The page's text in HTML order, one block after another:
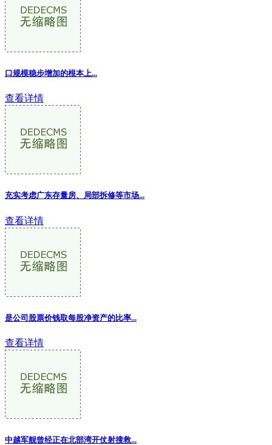
口规模稳步增加的根本上...
查看详情
充实考虑广东存量房、局部拆修等市场...
查看详情
是公司股票价钱取每股净资产的比率...
查看详情
中越军舰曾经正在北部湾开仗射搜救...